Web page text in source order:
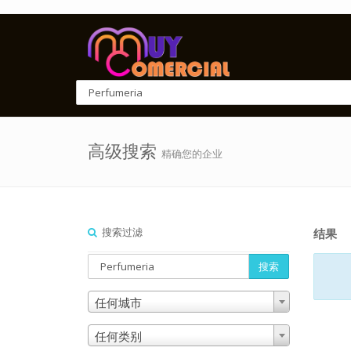
高级搜索 精确您的企业
搜索过滤
搜索
任何城市
任何类别
结果